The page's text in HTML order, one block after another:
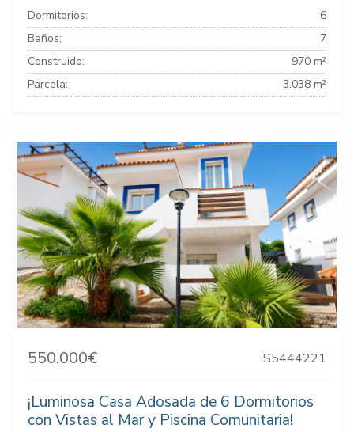
Dormitorios:
6
Baños:
7
Construido:
970 m²
Parcela:
3.038 m²
550.000€ S5444221
¡Luminosa Casa Adosada de 6 Dormitorios
con Vistas al Mar y Piscina Comunitaria!